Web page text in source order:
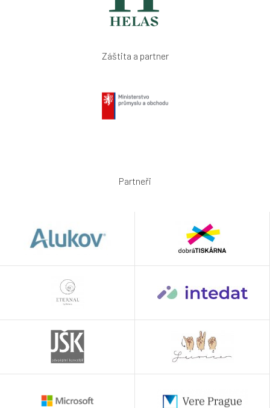
Záštita a partner
Partneři